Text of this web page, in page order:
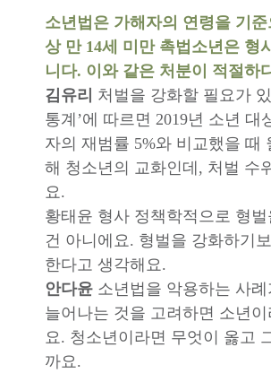
소년법은 가해자의 연령을 기
상 만 14세 미만 촉법소년은 형
니다. 이와 같은 처분이 적절하
김유리 처벌을 강화할 필요가
통계’에 따르면 2019년 소년
자의 재범률 5%와 비교했을 때
해 청소년의 교화인데, 처벌 수
요.
황태윤 형사 정책학적으로 형
건 아니에요. 형벌을 강화하기
한다고 생각해요.
안다윤 소년법을 악용하는 사
늘어나는 것을 고려하면 소년
요. 청소년이라면 무엇이 옳고
까요.